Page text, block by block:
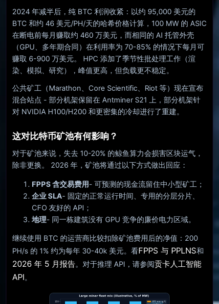
2024 年减半后，纯 BTC 利润收紧：以约 95,000 美元的
BTC 和约 46 美元/PH/天的哈希价格计算，100 MW 的 ASIC
在断电前每月赚取约 460 万美元，而相同的 AI 托管外壳
（GPU、多年期合同）在利用率为 70-85% 的情况下每月可
赚取 6-900 万美元。 HPC 添加了季节性批处理工作（渲
染、模拟、研究），峰值更高，但负载更不稳定。
公共矿工（Marathon、Core Scientific、Riot 等）现在宣布
混合站点 - 部分机架保留在 Antminer S21 上，部分机架针
对 NVIDIA H100/H200 和更密集的冷却进行了重建。
这对比特币矿池有何影响？
对于矿池来说，失去 10-20% 的鲸鱼算力会损害区块运气，
除非更换。 2026 年，矿池将通过以下方式做出回应：
FPPS 含交易费用- 可预测的现金流留住中小型矿工；
企业 SLA- 固定的正常运行时间、专用的分层分片、
CFO 友好的 API；
地理- 同一栋建筑没有 GPU 竞争的廉价电力区域。
继续使用 BTC 的运营商比较扣除矿池费用后的净值：200
PH/s 的 1% 约为每年 30-40k 美元。看FPPS 与 PPLNS和
2026 年 5 月报告。对于推理 API，请参阅贡卡人工智能
API。